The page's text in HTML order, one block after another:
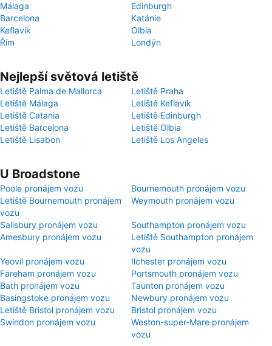
Málaga
Edinburgh
Barcelona
Katánie
Keflavík
Olbia
Řím
Londýn
Nejlepší světová letiště
Letiště Palma de Mallorca
Letiště Praha
Letiště Málaga
Letiště Keflavík
Letiště Catania
Letiště Edinburgh
Letiště Barcelona
Letiště Olbia
Letiště Lisabon
Letiště Los Angeles
U Broadstone
Poole pronájem vozu
Bournemouth pronájem vozu
Letiště Bournemouth pronájem
vozu
Weymouth pronájem vozu
Salisbury pronájem vozu
Southampton pronájem vozu
Amesbury pronájem vozu
Letiště Southampton pronájem
vozu
Yeovil pronájem vozu
Ilchester pronájem vozu
Fareham pronájem vozu
Portsmouth pronájem vozu
Bath pronájem vozu
Taunton pronájem vozu
Basingstoke pronájem vozu
Newbury pronájem vozu
Letiště Bristol pronájem vozu
Bristol pronájem vozu
Swindon pronájem vozu
Weston-super-Mare pronájem
vozu